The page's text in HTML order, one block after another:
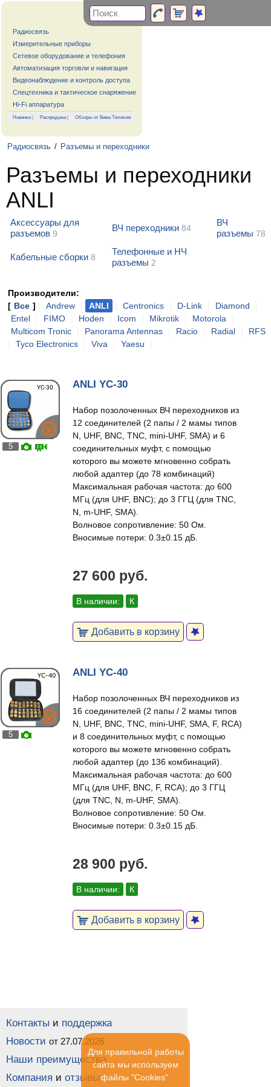
Радиосвязь
Измерительные приборы
Сетевое оборудование и телефония
Автоматизация торговли и навигация
Видеонаблюдение и контроль доступа
Спецтехника и тактическое снаряжение
Hi-Fi аппаратура
Новинки | Распродажа| Обзоры от Вива-Телеком
Радиосвязь / Разъемы и переходники
Разъемы и переходники
ANLI
Аксессуары для
разъемов 9
ВЧ переходники 84
ВЧ
разъемы 78
Кабельные сборки 8
Телефонные и НЧ
разъемы 2
Производители:
[ Все ] Andrew ANLI Centronics D-Link Diamond
Entel
FIMO Hoden Icom Mikrotik Motorola
Multicom Tronic
Panorama Antennas Racio Radial
RFS
Tyco Electronics Viva Yaesu
5
ANLI YC-30
Набор позолоченных ВЧ переходников из
12 соединителей (2 папы / 2 мамы типов
N, UHF, BNC, TNC, mini-UHF, SMA) и 6
соединительных муфт, с помощью
которого вы можете мгновенно собрать
любой адаптер (до 78 комбинаций)
Максимальная рабочая частота: до 600
МГц (для UHF, BNC); до 3 ГГЦ (для TNC,
N, m-UHF, SMA).
Волновое сопротивление: 50 Ом.
Вносимые потери: 0.3±0.15 дБ.
27 600 руб.
В наличии: К
Добавить в корзину
5
ANLI YC-40
Набор позолоченных ВЧ переходников из
16 соединителей (2 папы / 2 мамы типов
N, UHF, BNC, TNC, mini-UHF, SMA, F, RCA)
и 8 соединительных муфт, с помощью
которого вы можете мгновенно собрать
любой адаптер (до 136 комбинаций).
Максимальная рабочая частота: до 600
МГц (для UHF, BNC, F, RCA); до 3 ГГЦ
(для TNC, N, m-UHF, SMA).
Волновое сопротивление: 50 Ом.
Вносимые потери: 0.3±0.15 дБ.
28 900 руб.
В наличии: К
Добавить в корзину
Контакты и поддержка
Новости от 27.07.2026
Наши преимущества
Компания и отзывы
Для правильной работы
сайта мы используем
файлы "Cookies".